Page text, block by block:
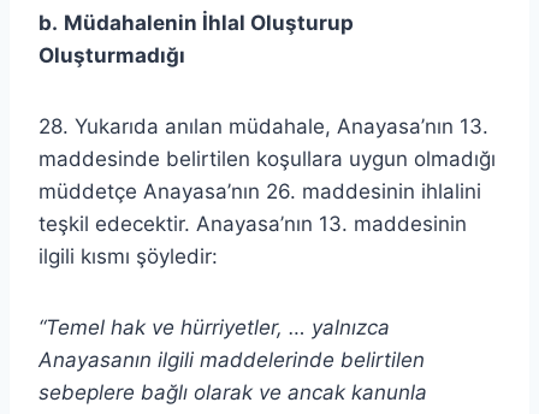
b. Müdahalenin İhlal Oluşturup
Oluşturmadığı
28. Yukarıda anılan müdahale, Anayasa’nın 13.
maddesinde belirtilen koşullara uygun olmadığı
müddetçe Anayasa’nın 26. maddesinin ihlalini
teşkil edecektir. Anayasa’nın 13. maddesinin
ilgili kısmı şöyledir:
“Temel hak ve hürriyetler, … yalnızca
Anayasanın ilgili maddelerinde belirtilen
sebeplere bağlı olarak ve ancak kanunla